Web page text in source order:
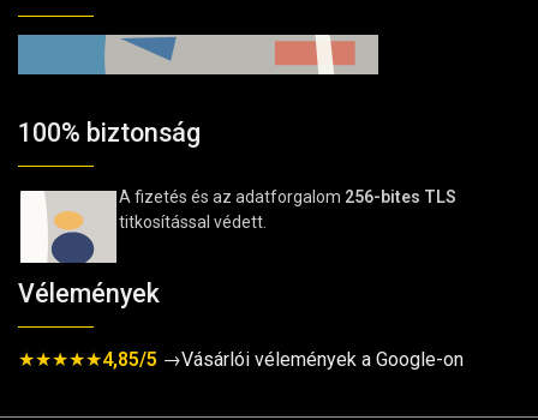
100% biztonság
A fizetés és az adatforgalom 256-bites TLS
titkosítással védett.
Vélemények
★★★★★4,85/5 →Vásárlói vélemények a Google-on